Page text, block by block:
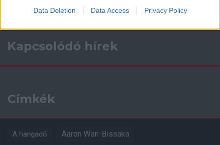
Data Deletion Data Access Privacy Policy
Kapcsolódó hírek
Címkék
A hangadó Aaron Wan-Bissaka